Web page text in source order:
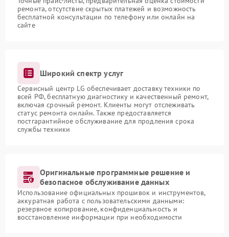
ремонта, отсутствие скрытых платежей и возможность
бесплатной консультации по телефону или онлайн на
сайте
Широкий спектр услуг
Сервисный центр LG обеспечивает доставку техники по
всей РФ, бесплатную диагностику и качественный ремонт,
включая срочный ремонт. Клиенты могут отслеживать
статус ремонта онлайн. Также предоставляется
постгарантийное обслуживание для продления срока
службы техники
Оригинальные программные решение и
безопасное обслуживание данных
Использование официальных прошивок и инструментов,
аккуратная работа с пользовательскими данными:
резервное копирование, конфиденциальность и
восстановление информации при необходимости